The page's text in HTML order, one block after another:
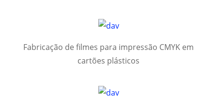
Fabricação de filmes para impressão CMYK em
cartões plásticos